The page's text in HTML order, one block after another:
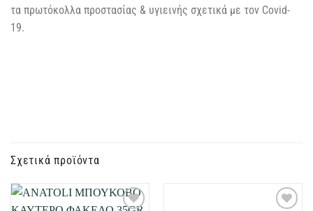
τα πρωτόκολλα προστασίας & υγιεινής σχετικά με τον Covid-
19.
Σχετικά προϊόντα